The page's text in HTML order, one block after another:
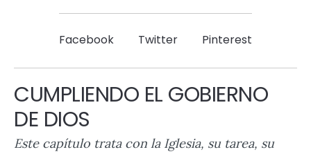
Facebook Twitter Pinterest
CUMPLIENDO EL GOBIERNO
DE DIOS
Este capítulo trata con la Iglesia, su tarea, su